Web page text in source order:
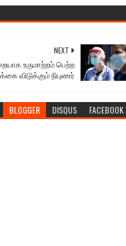
NEXT
உருமாற்றம் பெற்ற
விடுக்கும் நிபுணர்
BLOGGER DISQUS FACEBOOK